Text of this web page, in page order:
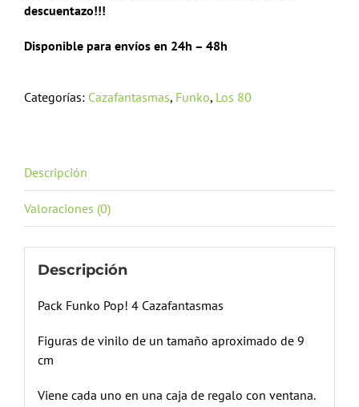
descuentazo!!!
Disponible para envíos en 24h – 48h
Categorías: Cazafantasmas, Funko, Los 80
Descripción
Valoraciones (0)
Descripción
Pack Funko Pop! 4 Cazafantasmas
Figuras de vinilo de un tamaño aproximado de 9
cm
Viene cada uno en una caja de regalo con ventana.